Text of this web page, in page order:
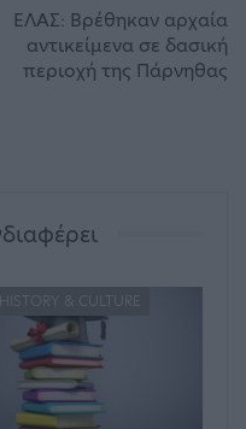
ΕΛΑΣ: Βρέθηκαν αρχαία
αντικείμενα σε δασική
περιοχή της Πάρνηθας
HISTORY & CULTURE